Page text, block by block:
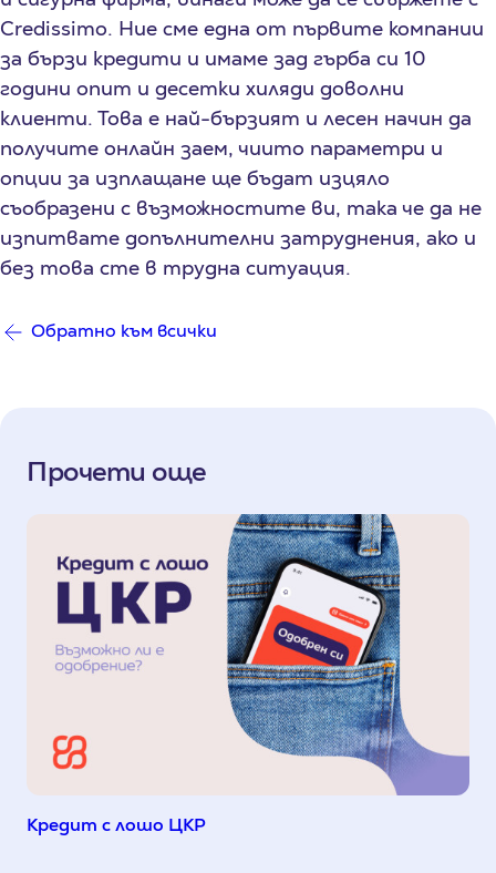
Credissimo. Ние сме една от първите компании
за бързи кредити и имаме зад гърба си 10
години опит и десетки хиляди доволни
клиенти. Това е най-бързият и лесен начин да
получите онлайн заем, чиито параметри и
опции за изплащане ще бъдат изцяло
съобразени с възможностите ви, така че да не
изпитвате допълнителни затруднения, ако и
без това сте в трудна ситуация.
Обратно към всички
Прочети още
Кредит с лошо ЦКР